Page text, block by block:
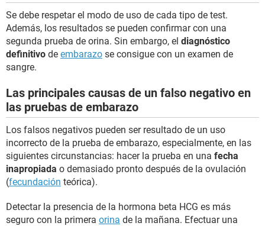
Se debe respetar el modo de uso de cada tipo de test.
Además, los resultados se pueden confirmar con una
segunda prueba de orina. Sin embargo, el diagnóstico
definitivo de embarazo se consigue con un examen de
sangre.
Las principales causas de un falso negativo en
las pruebas de embarazo
Los falsos negativos pueden ser resultado de un uso
incorrecto de la prueba de embarazo, especialmente, en las
siguientes circunstancias: hacer la prueba en una fecha
inapropiada o demasiado pronto después de la ovulación
(fecundación teórica).
Detectar la presencia de la hormona beta HCG es más
seguro con la primera orina de la mañana. Efectuar una